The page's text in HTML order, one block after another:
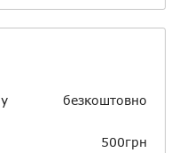
безкоштовно
500грн